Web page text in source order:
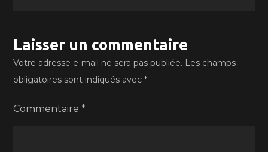
Laisser un commentaire
Votre adresse e-mail ne sera pas publiée. Les champs
obligatoires sont indiqués avec*
Commentaire*